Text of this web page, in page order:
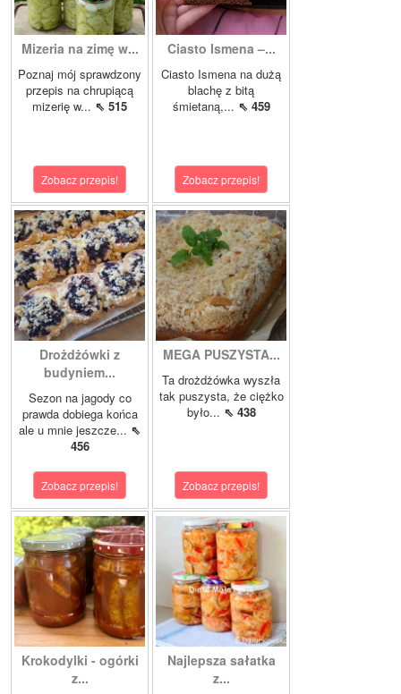
Mizeria na zimę w...
Poznaj mój sprawdzony
przepis na chrupiącą
mizerię w... ⇖ 515
Zobacz przepis!
Ciasto Ismena –...
Ciasto Ismena na dużą
blachę z bitą
śmietaną,... ⇖ 459
Zobacz przepis!
Drożdżówki z
budyniem...
Sezon na jagody co
prawda dobiega końca
ale u mnie jeszcze... ⇖
456
Zobacz przepis!
MEGA PUSZYSTA...
Ta drożdżówka wyszła
tak puszysta, że ciężko
było... ⇖ 438
Zobacz przepis!
Krokodylki - ogórki
z...
Najlepsza sałatka
z...